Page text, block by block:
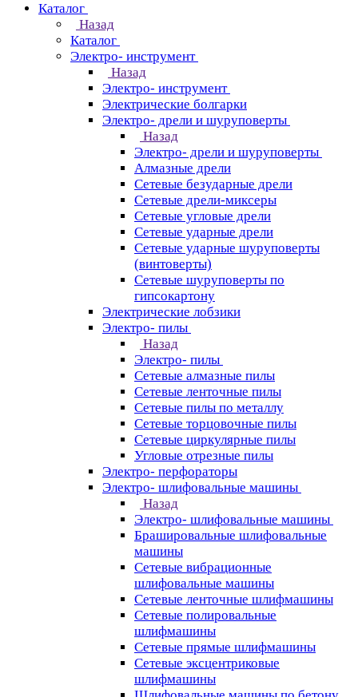
Каталог
Назад
Каталог
Электро- инструмент
Назад
Электро- инструмент
Электрические болгарки
Электро- дрели и шуруповерты
Назад
Электро- дрели и шуруповерты
Алмазные дрели
Сетевые безударные дрели
Сетевые дрели-миксеры
Сетевые угловые дрели
Сетевые ударные дрели
Сетевые ударные шуруповерты
(винтоверты)
Сетевые шуруповерты по
гипсокартону
Электрические лобзики
Электро- пилы
Назад
Электро- пилы
Сетевые алмазные пилы
Сетевые ленточные пилы
Сетевые пилы по металлу
Сетевые торцовочные пилы
Сетевые циркулярные пилы
Угловые отрезные пилы
Электро- перфораторы
Электро- шлифовальные машины
Назад
Электро- шлифовальные машины
Брашировальные шлифовальные
машины
Сетевые вибрационные
шлифовальные машины
Сетевые ленточные шлифмашины
Сетевые полировальные
шлифмашины
Сетевые прямые шлифмашины
Сетевые эксцентриковые
шлифмашины